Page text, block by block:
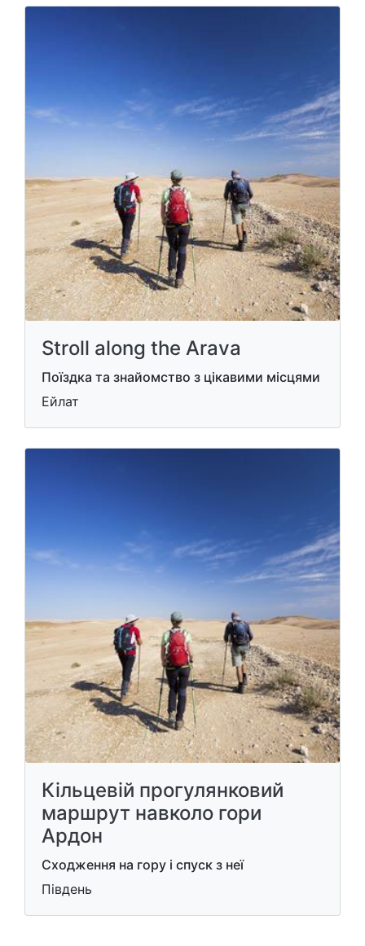
Stroll along the Arava
Поїздка та знайомство з цікавими місцями
Ейлат
Кільцевій прогулянковий
маршрут навколо гори
Ардон
Сходження на гору і спуск з неї
Південь